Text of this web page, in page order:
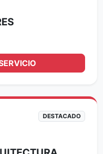
DESTACADO